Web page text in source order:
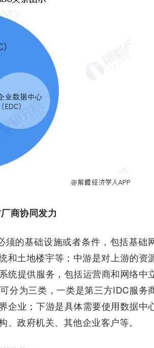
商协同发力
的基础设施或者条件，包括基础网
和土地楼宇等；中游是对上游的资
统提供服务，包括运营商和网络中
分为三类，一类是第三方IDC服务
企业；下游是具体需要使用数据中
政府机关、其他企业客户等。